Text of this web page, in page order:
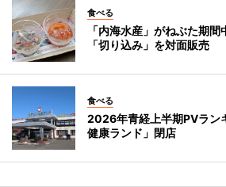
食べる
「内海水産」がねぶた期
「切り込み」を対面販売
食べる
2026年青経上半期PVラン
健康ランド」閉店